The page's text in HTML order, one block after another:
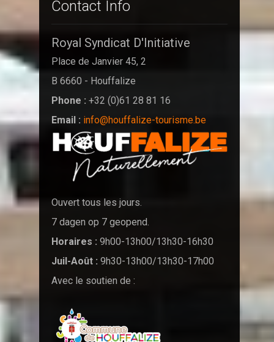
Contact Info
Royal Syndicat D'Initiative
Place de Janvier 45, 2
B 6660 - Houffalize
Phone : +32 (0)61 28 81 16
Email : info@houffalize-tourisme.be
Ouvert tous les jours.
7 dagen op 7 geopend.
Horaires : 9h00-13h00/13h30-16h30
Juil-Août : 9h30-13h00/13h30-17h00
Avec le soutien de :